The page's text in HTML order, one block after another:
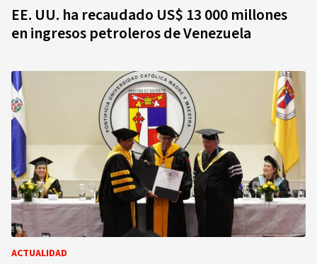
EE. UU. ha recaudado US$ 13 000 millones
en ingresos petroleros de Venezuela
ACTUALIDAD